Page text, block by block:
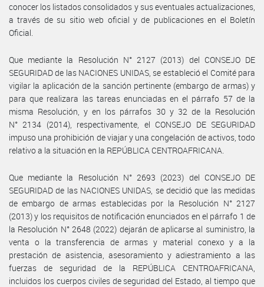
conocer los listados consolidados y sus eventuales actualizaciones,
a través de su sitio web oficial y de publicaciones en el Boletín
Oficial.
Que mediante la Resolución N° 2127 (2013) del CONSEJO DE
SEGURIDAD de las NACIONES UNIDAS, se estableció el Comité para
vigilar la aplicación de la sanción pertinente (embargo de armas) y
para que realizara las tareas enunciadas en el párrafo 57 de la
misma Resolución, y en los párrafos 30 y 32 de la Resolución
N° 2134 (2014), respectivamente, el CONSEJO DE SEGURIDAD
impuso una prohibición de viajar y una congelación de activos, todo
relativo a la situación en la REPÚBLICA CENTROAFRICANA.
Que mediante la Resolución N° 2693 (2023) del CONSEJO DE
SEGURIDAD de las NACIONES UNIDAS, se decidió que las medidas
de embargo de armas establecidas por la Resolución N° 2127
(2013) y los requisitos de notificación enunciados en el párrafo 1 de
la Resolución N° 2648 (2022) dejarán de aplicarse al suministro, la
venta o la transferencia de armas y material conexo y a la
prestación de asistencia, asesoramiento y adiestramiento a las
fuerzas de seguridad de la REPÚBLICA CENTROAFRICANA,
incluidos los cuerpos civiles de seguridad del Estado, al tiempo que